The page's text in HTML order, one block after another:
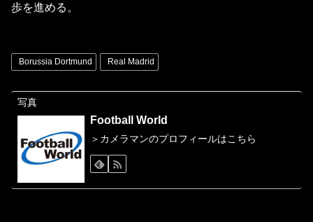
歩を進める。
Borussia Dortmund Real Madrid
写真
Football World
＞カメラマンのプロフィールはこちら